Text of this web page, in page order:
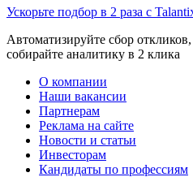
Ускорьте подбор в 2 раза с
Автоматизируйте сбор
собирайте аналитику в 2 клика
О компании
Наши вакансии
Партнерам
Реклама на сайте
Новости и статьи
Инвесторам
Кандидаты по профессиям